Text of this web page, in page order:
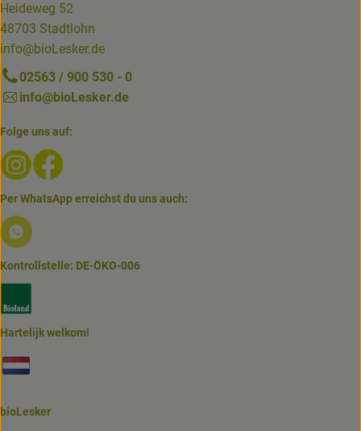
Heideweg 52
48703 Stadtlohn
info@bioLesker.de
02563 / 900 530 - 0
info@bioLesker.de
Folge uns auf:
Externer Link zu https://www.instagram.com/biolesker/
Per WhatsApp erreichst du uns auch:
Externer Link zu https://www.biolesker.de/lieferservice/
Kontrollstelle: DE-ÖKO-006
Hartelijk welkom!
bioLesker